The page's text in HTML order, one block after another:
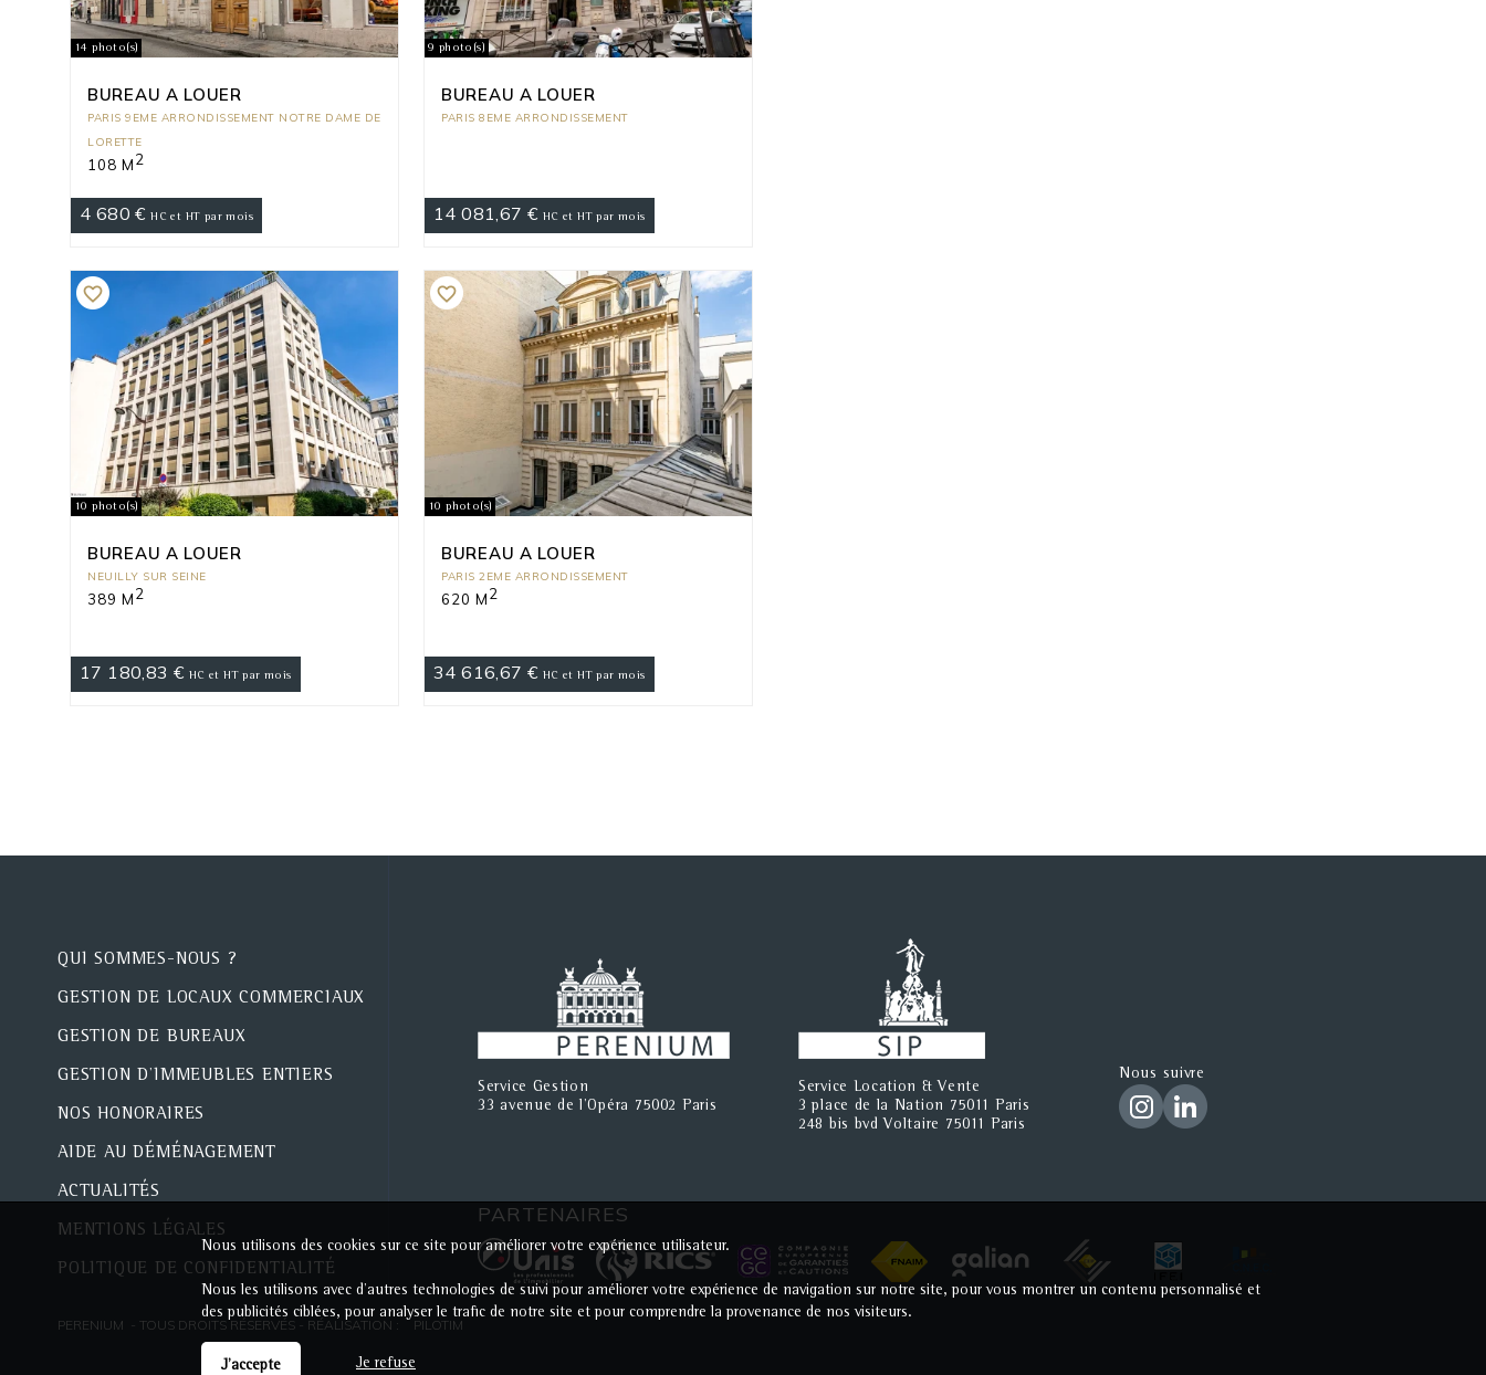
14 photo(s)
BUREAU A LOUER
PARIS 9EME ARRONDISSEMENT NOTRE DAME DE
LORETTE
108 M2
4 680 €HC et HT par mois
9 photo(s)
BUREAU A LOUER
PARIS 8EME ARRONDISSEMENT
14 081,67 € HC et HT par mois
10 photo(s)
BUREAU A LOUER
NEUILLY SUR SEINE
389 M2
17 180,83 € HC et HT par mois
10 photo(s)
BUREAU A LOUER
PARIS 2EME ARRONDISSEMENT
620 M2
34 616,67 € HC et HT par mois
QUI SOMMES-NOUS ?
GESTION DE LOCAUX COMMERCIAUX
GESTION DE BUREAUX
GESTION D'IMMEUBLES ENTIERS
NOS HONORAIRES
AIDE AU DÉMÉNAGEMENT
ACTUALITÉS
MENTIONS LÉGALES
POLITIQUE DE CONFIDENTIALITÉ
Service Gestion
33 avenue de l'Opéra 75002 Paris
Service Location & Vente
3 place de la Nation 75011 Paris
248 bis bvd Voltaire 75011 Paris
Nous suivre
PARTENAIRES
PERENIUM - TOUS DROITS RÉSERVÉS - RÉALISATION : PILOTIM
Nous utilisons des cookies sur ce site pour améliorer votre expérience utilisateur.
Nous les utilisons avec d'autres technologies de suivi pour améliorer votre expérience de navigation sur notre site, pour vous montrer un contenu personnalisé et
des publicités ciblées, pour analyser le trafic de notre site et pour comprendre la provenance de nos visiteurs.
J'accepte Je refuse